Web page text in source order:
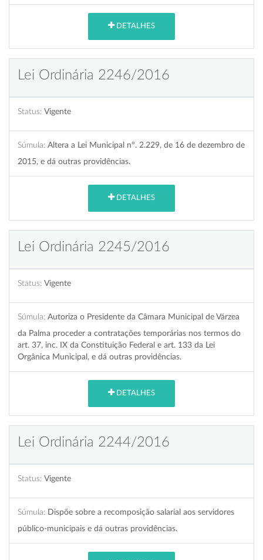
DETALHES
Lei Ordinária 2246/2016
Status: Vigente
Súmula: Altera a Lei Municipal nº. 2.229, de 16 de dezembro de
2015, e dá outras providências.
DETALHES
Lei Ordinária 2245/2016
Status: Vigente
Súmula: Autoriza o Presidente da Câmara Municipal de Várzea
da Palma proceder a contratações temporárias nos termos do
art. 37, inc. IX da Constituição Federal e art. 133 da Lei
Orgânica Municipal, e dá outras providências.
DETALHES
Lei Ordinária 2244/2016
Status: Vigente
Súmula: Dispõe sobre a recomposição salarial aos servidores
público-municipais e dá outras providências.